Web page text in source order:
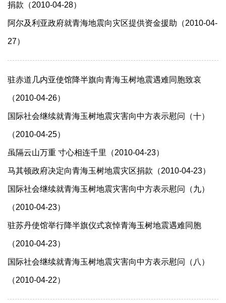
捐款（2010-04-28）
阿尔及利亚政府就青海地震向灾区提供资金援助（2010-04-
27）
驻赤道几内亚使馆降半旗向青海玉树地震遇难同胞致哀
（2010-04-26）
国际社会继续就青海玉树地震灾害向中方表示慰问（十）
（2010-04-25）
虽隔云山万重 寸心相连千里（2010-04-23）
马其顿政府决定向青海玉树地震灾区捐款（2010-04-23）
国际社会继续就青海玉树地震灾害向中方表示慰问（九）
（2010-04-23）
驻苏丹使馆举行降半旗仪式哀悼青海玉树地震遇难同胞
（2010-04-23）
国际社会继续就青海玉树地震灾害向中方表示慰问（八）
（2010-04-22）